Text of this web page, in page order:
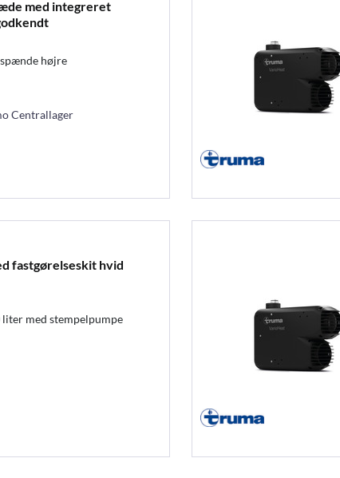
med integreret
højre
Centrallager
fastgørelseskit hvid
med stempelpumpe